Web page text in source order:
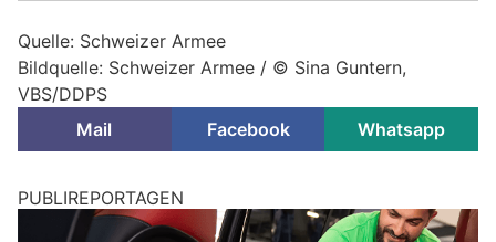
Quelle: Schweizer Armee
Bildquelle: Schweizer Armee / © Sina Guntern,
VBS/DDPS
Mail
Facebook Whatsapp
PUBLIREPORTAGEN